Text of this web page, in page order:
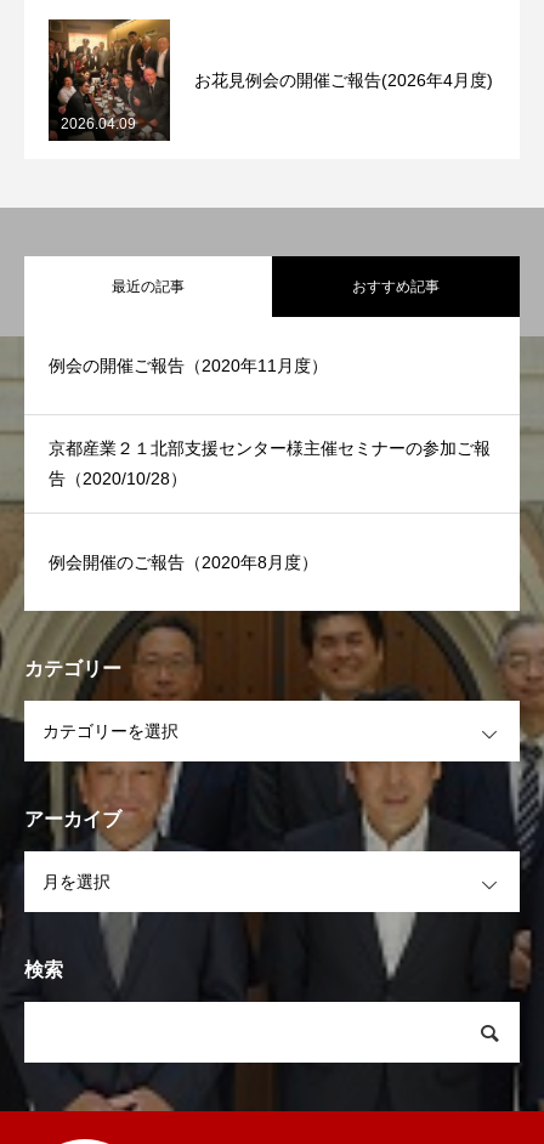
HOME
会員・サービス一覧
ソリューション
活動実績一覧 ACTIVITIES
お花見例会の開催ご報告(2026年4月度)
2026.04.09
最近の記事 おすすめ記事
例会の開催ご報告（2020年11月度）
京都産業２１北部支援センター様主催セミナーの参加ご報
告（2020/10/28）
例会開催のご報告（2020年8月度）
カテゴリー
アーカイブ
検索